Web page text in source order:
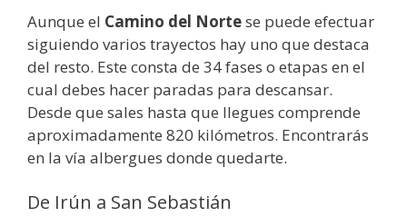
Aunque el Camino del Nortese puede efectuar
siguiendo varios trayectos hay uno que destaca
del resto. Este consta de 34 fases o etapas en el
cual debes hacer paradas para descansar.
Desde que sales hasta que llegues comprende
aproximadamente 820 kilómetros. Encontrarás
en la vía albergues donde quedarte.
De Irún a San Sebastián